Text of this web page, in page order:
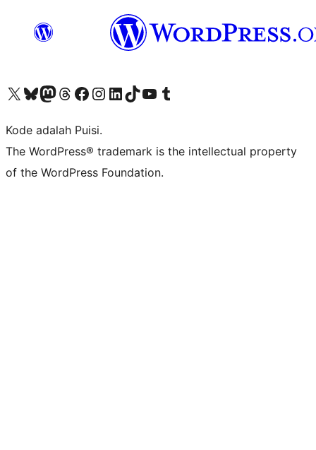
Kunjungi akun X (sebelumnya Twitter) kamiVisit our Bluesky account
Kunjungi akun Mastodon kami
Visit our Threads account
Kunjungi halaman Facebook kamiKunjungi akun Instagram kamiKunjungi akun LinkedIn kami
Visit our TikTok account
Kunjungi channel YouTube kamiVisit our Tumblr account
Kode adalah Puisi.
The WordPress® trademark is the intellectual property
of the WordPress Foundation.